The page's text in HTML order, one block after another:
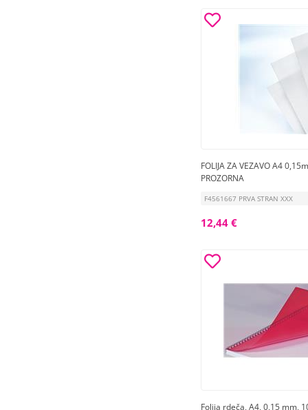
FOLIJA ZA VEZAVO A4
PROZORNA
F4561667 PRVA STRAN XXX
12,44 €
Folija rdeča, A4, 0,15 mm,